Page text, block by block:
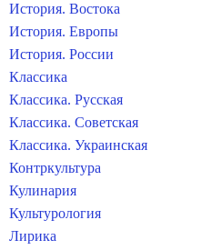
История. Востока
История. Европы
История. России
Классика
Классика. Русская
Классика. Советская
Классика. Украинская
Контркультура
Кулинария
Культурология
Лирика